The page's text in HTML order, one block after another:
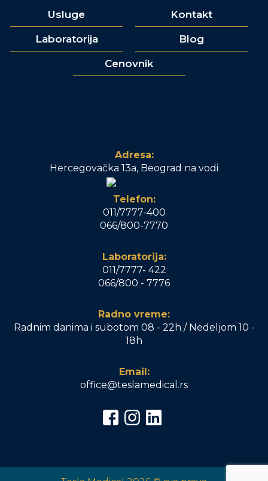
Usluge Kontakt
Laboratorija Blog
Cenovnik
Adresa:
Hercegovačka 13a, Beograd na vodi
Telefon:
011/7777-400
066/800-7770
Laboratorija:
011/7777- 422
066/800 - 7776
Radno vreme:
Radnim danima i subotom 08 - 22h / Nedeljom 10 -
18h
Email:
office@teslamedical.rs